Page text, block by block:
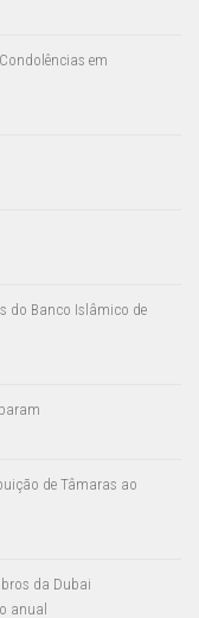
em
do Banco Islâmico de
de Tâmaras ao
da Dubai
anual